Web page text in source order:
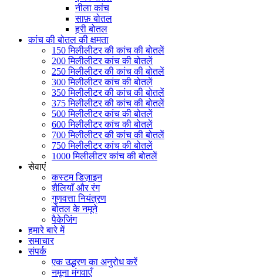
नीला कांच
साफ़ बोतल
हरी बोतल
कांच की बोतल की क्षमता
150 मिलीलीटर की कांच की बोतलें
200 मिलीलीटर कांच की बोतलें
250 मिलीलीटर की कांच की बोतलें
300 मिलीलीटर कांच की बोतलें
350 मिलीलीटर की कांच की बोतलें
375 मिलीलीटर की कांच की बोतलें
500 मिलीलीटर कांच की बोतलें
600 मिलीलीटर कांच की बोतलें
700 मिलीलीटर की कांच की बोतलें
750 मिलीलीटर कांच की बोतलें
1000 मिलीलीटर कांच की बोतलें
सेवाएं
कस्टम डिज़ाइन
शैलियाँ और रंग
गुणवत्ता नियंत्रण
बोतल के नमूने
पैकेजिंग
हमारे बारे में
समाचार
संपर्क
एक उद्धरण का अनुरोध करें
नमूना मंगवाएँ